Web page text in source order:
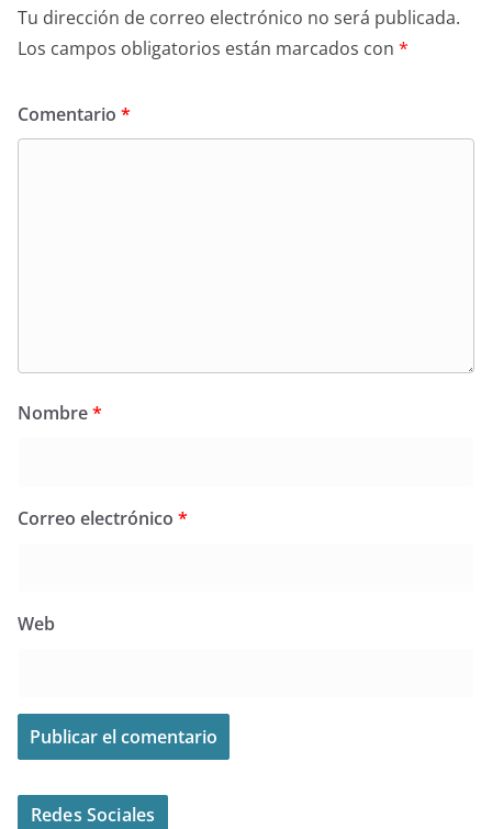
Tu dirección de correo electrónico no será publicada.
Los campos obligatorios están marcados con *
Comentario *
Nombre*
Correo electrónico *
Web
Redes Sociales